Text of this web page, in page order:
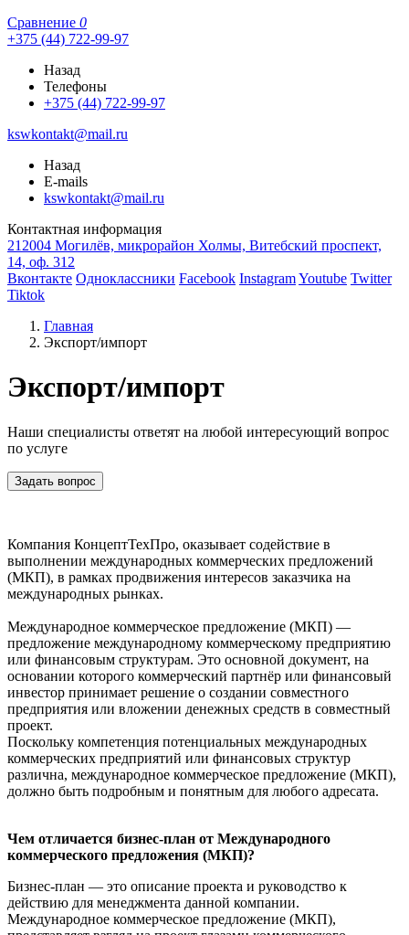
Сравнение 0
+375 (44) 722-99-97
Назад
Телефоны
+375 (44) 722-99-97
kswkontakt@mail.ru
Назад
E-mails
kswkontakt@mail.ru
Контактная информация
212004 Могилёв, микрорайон Холмы, Витебский проспект,
14, оф. 312
Вконтакте Одноклассники Facebook InstagramYoutube Twitter
Tiktok
Главная
Экспорт/импорт
Экспорт/импорт
Наши специалисты ответят на любой интересующий вопрос
по услуге
Задать вопрос
Компания КонцептТехПро, оказывает содействие в
выполнении международных коммерческих предложений
(МКП), в рамках продвижения интересов заказчика на
международных рынках.
Международное коммерческое предложение (МКП) —
предложение международному коммерческому предприятию
или финансовым структурам. Это основной документ, на
основании которого коммерческий партнёр или финансовый
инвестор принимает решение о создании совместного
предприятия или вложении денежных средств в совместный
проект.
Поскольку компетенция потенциальных международных
коммерческих предприятий или финансовых структур
различна, международное коммерческое предложение (МКП),
должно быть подробным и понятным для любого адресата.
Чем отличается бизнес-план от Международного
коммерческого предложения (МКП)?
Бизнес-план — это описание проекта и руководство к
действию для менеджмента данной компании.
Международное коммерческое предложение (МКП),